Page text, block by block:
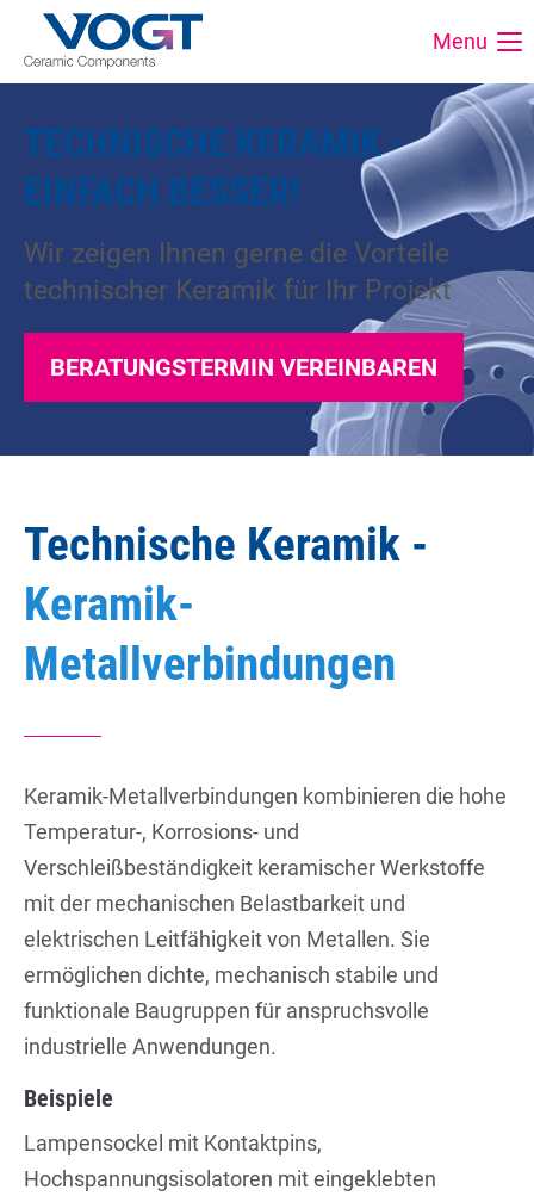
Menu
TECHNISCHE KERAMIK -
EINFACH BESSER!
Wir zeigen Ihnen gerne die Vorteile
technischer Keramik für Ihr Projekt
BERATUNGSTERMIN VEREINBAREN
Technische Keramik -
Keramik-
Metallverbindungen
Keramik-Metallverbindungen kombinieren die hohe
Temperatur-, Korrosions- und
Verschleißbeständigkeit keramischer Werkstoffe
mit der mechanischen Belastbarkeit und
elektrischen Leitfähigkeit von Metallen. Sie
ermöglichen dichte, mechanisch stabile und
funktionale Baugruppen für anspruchsvolle
industrielle Anwendungen.
Beispiele
Lampensockel mit Kontaktpins,
Hochspannungsisolatoren mit eingeklebten